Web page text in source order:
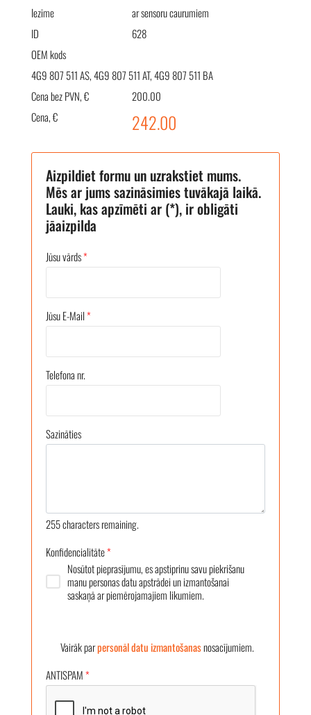
Iezīme
ar sensoru caurumiem
ID
628
OEM kods
4G9 807 511 AS, 4G9 807 511 AT, 4G9 807 511 BA
Cena bez PVN, €
200.00
Cena, €
242.00
Aizpildiet formu un uzrakstiet mums.
Mēs ar jums sazināsimies tuvākajā laikā.
Lauki, kas apzīmēti ar (*), ir obligāti
jāaizpilda
Jūsu vārds*
Jūsu E-Mail*
Telefona nr.
Sazināties
255characters remaining.
Konfidencialitāte*
Nosūtot pieprasījumu, es apstiprinu savu piekrišanu
manu personas datu apstrādei un izmantošanai
saskaņā ar piemērojamajiem likumiem.
Vairāk parpersonāl datu izmantošanasnosacījumiem.
ANTISPAM*